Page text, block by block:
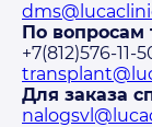
По вопросам
+7(812)576-11-
Для заказа